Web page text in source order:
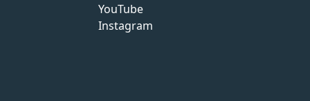
YouTube
Instagram